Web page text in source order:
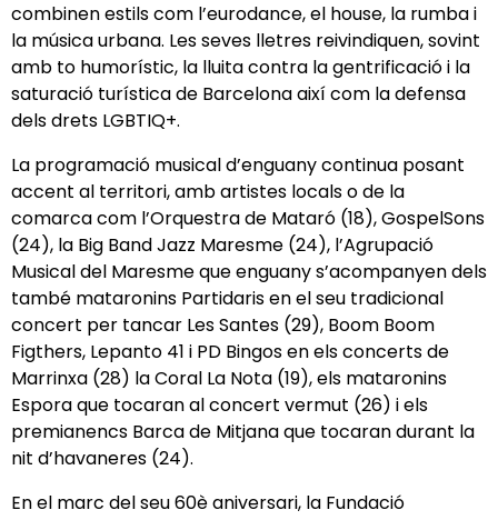
combinen estils com l’eurodance, el house, la rumba i
la música urbana. Les seves lletres reivindiquen, sovint
amb to humorístic, la lluita contra la gentrificació i la
saturació turística de Barcelona així com la defensa
dels drets LGBTIQ+.
La programació musical d’enguany continua posant
accent al territori, amb artistes locals o de la
comarca com l’Orquestra de Mataró (18), GospelSons
(24), la Big Band Jazz Maresme (24), l’Agrupació
Musical del Maresme que enguany s’acompanyen dels
també mataronins Partidaris en el seu tradicional
concert per tancar Les Santes (29), Boom Boom
Figthers, Lepanto 41 i PD Bingos en els concerts de
Marrinxa (28) la Coral La Nota (19), els mataronins
Espora que tocaran al concert vermut (26) i els
premianencs Barca de Mitjana que tocaran durant la
nit d’havaneres (24).
En el marc del seu 60è aniversari, la Fundació